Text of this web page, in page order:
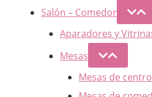
Salón – Comedor
Aparadores y
Mesas
Mesas de